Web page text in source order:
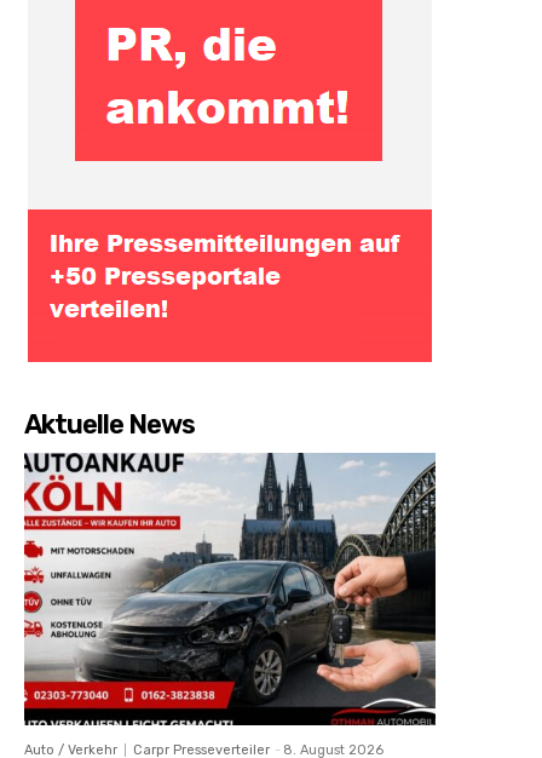
Aktuelle News
Auto / Verkehr Carpr Presseverteiler - 8. August 2026